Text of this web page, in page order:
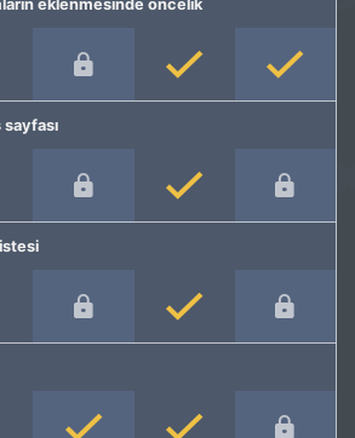
eklenmesinde öncelik